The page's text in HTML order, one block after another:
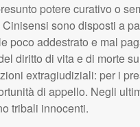
potere curativo o
sono disposti a
poco addestrato e mal
diritto di vita e di morte
extragiudiziali: per i
di appello. Negli
tribali innocenti.